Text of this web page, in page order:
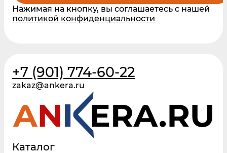
Нажимая на кнопку, вы соглашаетесь с нашей
политикой конфиденциальности
+7 (901) 774-60-22
zakaz@ankera.ru
Каталог